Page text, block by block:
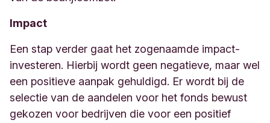
Impact
Een stap verder gaat het zogenaamde impact-
investeren. Hierbij wordt geen negatieve, maar wel
een positieve aanpak gehuldigd. Er wordt bij de
selectie van de aandelen voor het fonds bewust
gekozen voor bedrijven die voor een positief